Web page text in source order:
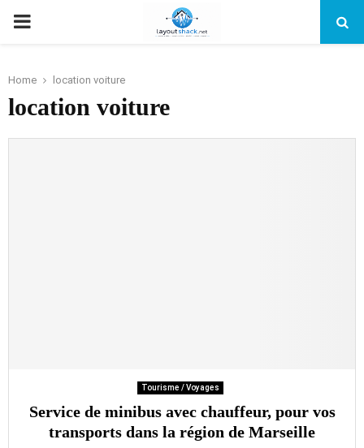
PRIMARY
Home location voiture
location voiture
Tourisme / Voyages
Service de minibus avec chauffeur, pour vos
transports dans la région de Marseille